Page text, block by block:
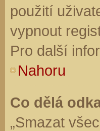
použití
vypnout
Pro další
Nahoru
Co dělá
„Smazat